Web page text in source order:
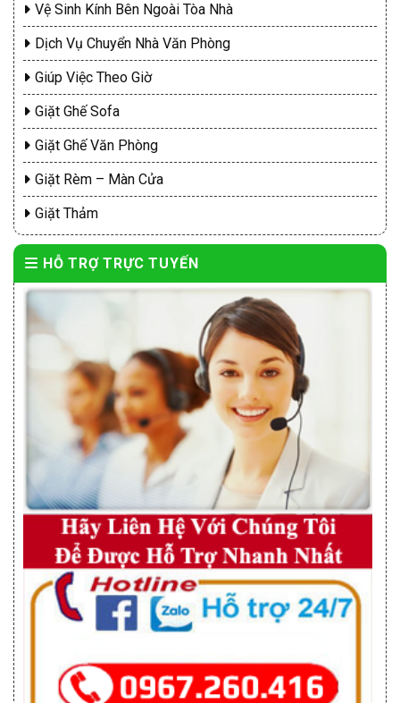
Vệ Sinh Kính Bên Ngoài Tòa Nhà
Dịch Vụ Chuyển Nhà Văn Phòng
Giúp Việc Theo Giờ
Giặt Ghế Sofa
Giặt Ghế Văn Phòng
Giặt Rèm – Màn Cửa
Giặt Thảm
HỖ TRỢ TRỰC TUYẾN